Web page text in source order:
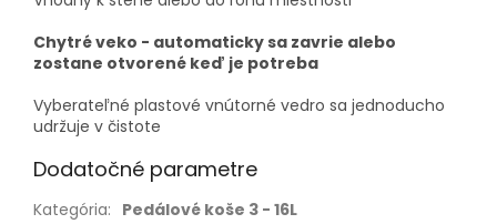
Chytré veko - automaticky sa zavrie alebo
zostane otvorené keď je potreba
Vyberateľné plastové vnútorné vedro sa jednoducho
udržuje v čistote
Dodatočné parametre
Kategória: Pedálové koše 3 - 16L